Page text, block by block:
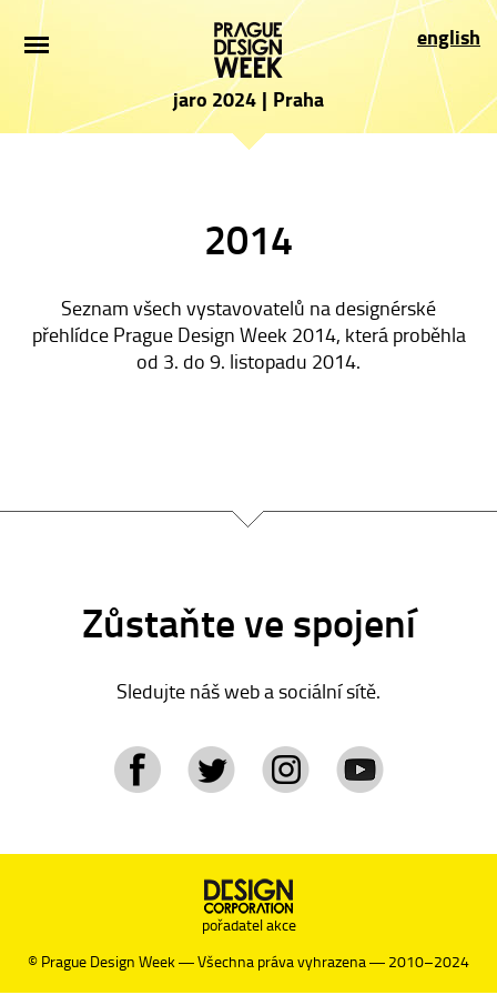
english
jaro 2024 | Praha
2014
Seznam všech vystavovatelů na designérské
přehlídce Prague Design Week 2014, která proběhla
od 3. do 9. listopadu 2014.
Zůstaňte ve spojení
Sledujte náš web a sociální sítě.
YouTube
pořadatel akce
© Prague Design Week ― Všechna práva vyhrazena ― 2010–2024
ÚVOD
NOVINKY
PRO NÁVŠTĚVNÍKY
PARTNEŘI
PŘIHLÁŠKA
E-SHOP